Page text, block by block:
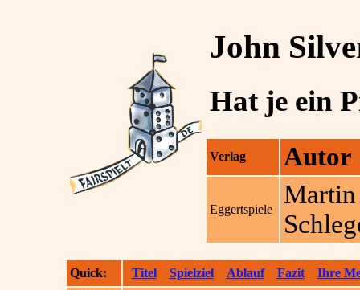
John
Hat je ein
Verlag Autor
Eggertspiele
Martin
Quick: Titel Spielziel Ablauf Fazit
Ihre